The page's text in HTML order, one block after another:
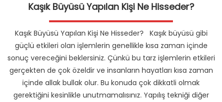
Kaşık Büyüsü Yapılan Kişi Ne Hisseder?
Kaşık Büyüsü Yapılan Kişi Ne Hisseder? Kaşık büyüsü gibi
güçlü etkileri olan işlemlerin genellikle kısa zaman içinde
sonuç vereceğini beklersiniz. Çünkü bu tarz işlemlerin etkileri
gerçekten de çok özeldir ve insanların hayatları kısa zaman
içinde allak bullak olur. Bu konuda çok dikkatli olmak
gerektiğini kesinlikle unutmamalısınız. Yapılış tekniği diğer